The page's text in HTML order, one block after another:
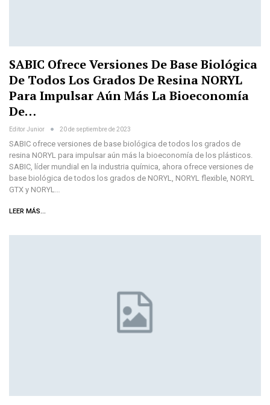
SABIC Ofrece Versiones De Base Biológica
De Todos Los Grados De Resina NORYL
Para Impulsar Aún Más La Bioeconomía
De…
Editor Junior 20 de septiembre de 2023
SABIC ofrece versiones de base biológica de todos los grados de
resina NORYL para impulsar aún más la bioeconomía de los plásticos.
SABIC, líder mundial en la industria química, ahora ofrece versiones de
base biológica de todos los grados de NORYL, NORYL flexible, NORYL
GTX y NORYL…
LEER MÁS...